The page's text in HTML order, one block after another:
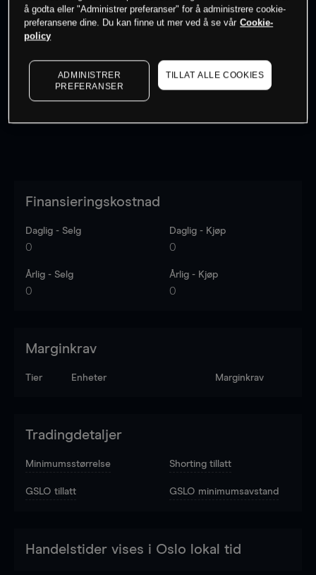
Kursene er veiledende. to see latest market data
Finansieringskostnad
Daglig - Selg
0
Daglig - Kjøp
0
Årlig - Selg
0
Årlig - Kjøp
0
Marginkrav
Tier Enheter Marginkrav
Tradingdetaljer
Minimumsstørrelse Shorting tillatt
GSLO tillatt GSLO minimumsavstand
Handelstider vises i Oslo lokal tid
å godta eller "Administrer preferanser" for å administrere cookie-
preferansene dine. Du kan finne ut mer ved å se vår Cookie-
policy
ADMINISTRER
PREFERANSER
TILLAT ALLE COOKIES